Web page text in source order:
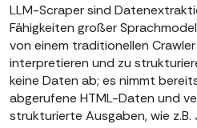
LLM-Scraper sind
Fähigkeiten großer
von einem traditionellen
interpretieren und zu
keine Daten ab; es nimmt
abgerufene HTML-Daten und
strukturierte Ausgaben, wie z.B.